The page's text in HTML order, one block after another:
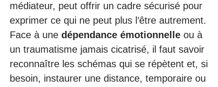
médiateur, peut offrir un cadre sécurisé pour
exprimer ce qui ne peut plus l’être autrement.
Face à une dépendance émotionnelle ou à
un traumatisme jamais cicatrisé, il faut savoir
reconnaître les schémas qui se répètent et, si
besoin, instaurer une distance, temporaire ou